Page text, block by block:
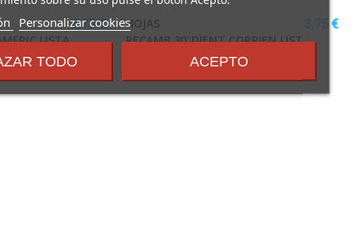
3,75 €
HOJAS
RECAMB.30"DIENT.CORRIEN.LISTA
3,75 €
sobre
los
y
condiciones
Personalizar cookies
TODO ACEPTO